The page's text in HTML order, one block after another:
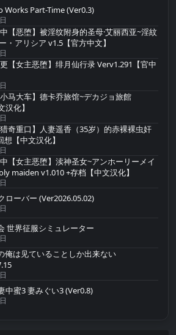
Works Part-Time (Ver0.3)
【恶堕】被淫纹附身的圣母·艾丽西亚~淫紋
・アリシア v1.5【官方中文】
【女主恶堕】绯月仙行录 Verv1.291【官中
马大车】德卡乔旅馆~デカジョ旅館
汉化】
奇重口】人妻遥香（35岁）的赤裸裸虫奸
想【中文汉化】
【女主恶堕】渎神圣女~アンホーリーメイ
maiden v1.010 +存档【中文汉化】
ローバー (Ver2026.05.02)
世界征服シミュレーター
俺は见ていることしか出来ない
[内测汉化] 妻中蜜3 妻みぐい3 (Ver0.8)